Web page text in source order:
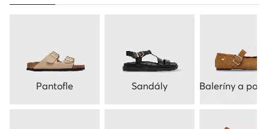
Pantofle Sandály Baleríny a